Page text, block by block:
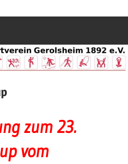
TuS
Gerolsheim
zum 23.
vom